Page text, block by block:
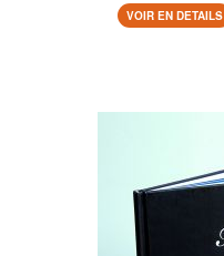
VOIR EN DETAILS